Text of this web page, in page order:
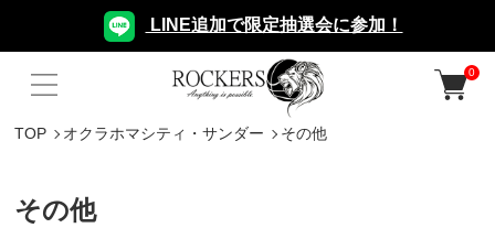
LINE追加で限定抽選会に参加！
0
TOP オクラホマシティ・サンダー その他
その他